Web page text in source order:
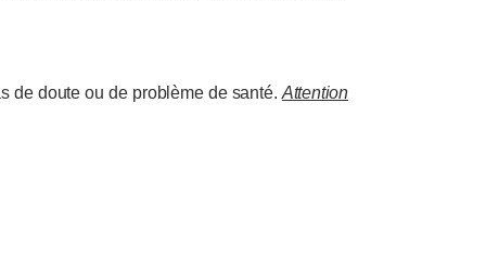
de doute ou de problème de santé. Attention